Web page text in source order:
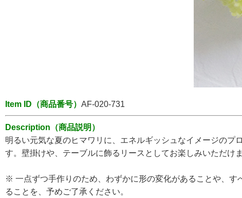
Item ID（商品番号） AF-020-731
Description（商品説明）
明るい元気な夏のヒマワリに、エネルギッシュなイメージの
す。壁掛けや、テーブルに飾るリースとしてお楽しみいただけま
※ 一点ずつ手作りのため、わずかに形の変化があることや、
ることを、予めご了承ください。